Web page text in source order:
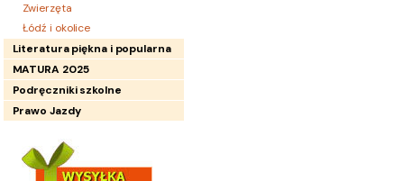
Zwierzęta
Łódź i okolice
Literatura piękna i popularna
MATURA 2025
Podręczniki szkolne
Prawo Jazdy